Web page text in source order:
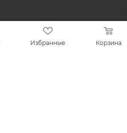
Избранные Корзина